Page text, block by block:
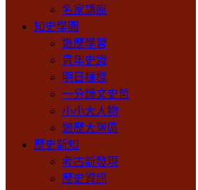
名家講座
知史學園
遊歷學習
青年史識
明日棟樑
一分鐘文史哲
小小大人物
遊歷大灣區
歷史新知
考古新發現
歷史資訊